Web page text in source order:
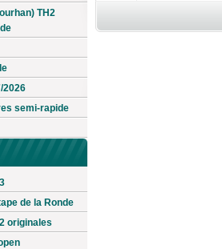
TH2
2026
semi-rapide
de la Ronde
originales